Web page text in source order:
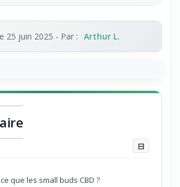
25 juin 2025 - Par : Arthur L.